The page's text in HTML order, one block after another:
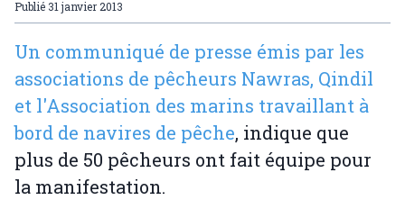
Publié 31 janvier 2013
Un communiqué de presse émis par les
associations de pêcheurs Nawras, Qindil
et l'Association des marins travaillant à
bord de navires de pêche, indique que
plus de 50 pêcheurs ont fait équipe pour
la manifestation.